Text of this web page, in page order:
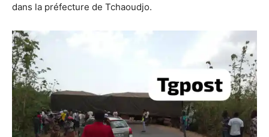
dans la préfecture de Tchaoudjo.